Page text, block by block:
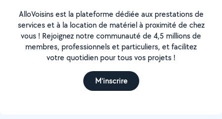
AlloVoisins est la plateforme dédiée aux prestations de
services et à la location de matériel à proximité de chez
vous ! Rejoignez notre communauté de 4,5 millions de
membres, professionnels et particuliers, et facilitez
votre quotidien pour tous vos projets !
M'inscrire